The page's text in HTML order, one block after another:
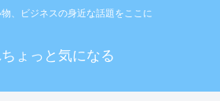
、ビジネスの身近な話題をここに
ょっと気になる